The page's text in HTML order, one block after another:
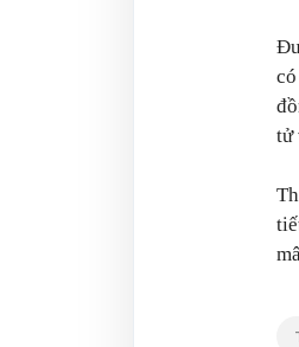
tử